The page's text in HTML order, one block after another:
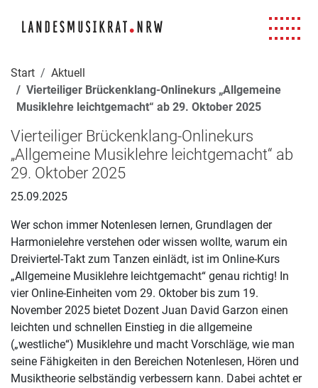
Start
Aktuell
Vierteiliger Brückenklang-Onlinekurs „Allgemeine
Musiklehre leichtgemacht“ ab 29. Oktober 2025
Vierteiliger Brückenklang-Onlinekurs
„Allgemeine Musiklehre leichtgemacht“ ab
29. Oktober 2025
25.09.2025
Wer schon immer Notenlesen lernen, Grundlagen der
Harmonielehre verstehen oder wissen wollte, warum ein
Dreiviertel-Takt zum Tanzen einlädt, ist im Online-Kurs
„Allgemeine Musiklehre leichtgemacht“ genau richtig! In
vier Online-Einheiten vom 29. Oktober bis zum 19.
November 2025 bietet Dozent Juan David Garzon einen
leichten und schnellen Einstieg in die allgemeine
(„westliche“) Musiklehre und macht Vorschläge, wie man
seine Fähigkeiten in den Bereichen Notenlesen, Hören und
Musiktheorie selbständig verbessern kann. Dabei achtet er